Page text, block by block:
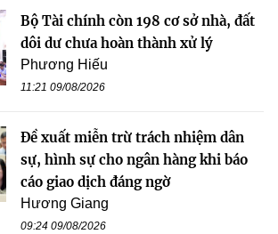
Bộ Tài chính còn 198 cơ sở nhà, đất
dôi dư chưa hoàn thành xử lý
Phương Hiếu
11:21 09/08/2026
Đề xuất miễn trừ trách nhiệm dân
sự, hình sự cho ngân hàng khi báo
cáo giao dịch đáng ngờ
Hương Giang
09:24 09/08/2026